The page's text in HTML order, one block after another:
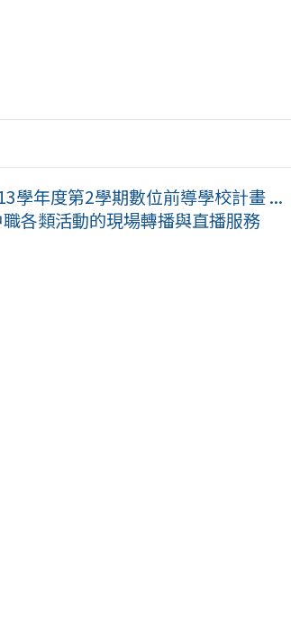
學年度第2學期數位前導學校計畫 ...
各類活動的現場轉播與直播服務